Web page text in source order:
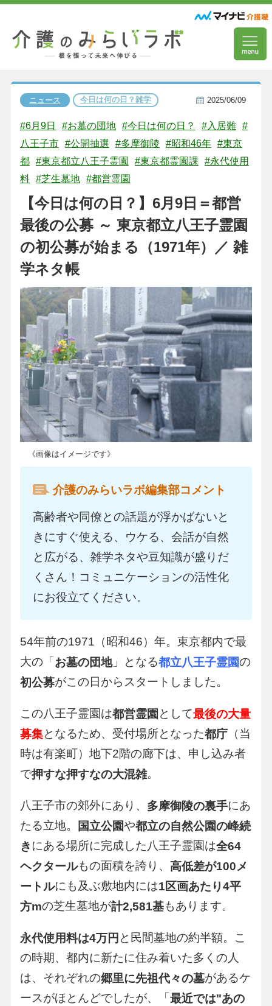
ニュース 今日は何の日？雑学 2025/06/09
#6月9日 #お墓の団地 #今日は何の日？ #入居難 #
八王子市 #公開抽選 #多摩御陵 #昭和46年 #東京
都 #東京都立八王子霊園 #東京都霊園課
#永代使用
料 #芝生墓地 #都営霊園
【今日は何の日？】6月9日＝都営
最後の公募 ～ 東京都立八王子霊園
の初公募が始まる（1971年）／ 雑
学ネタ帳
《画像はイメージです》
介護のみらいラボ編集部コメント
高齢者や同僚との話題が浮かばないと
きにすぐ使える、ウケる、会話が自然
と広がる、雑学ネタや豆知識が盛りだ
くさん！コミュニケーションの活性化
にお役立てください。
54年前の1971（昭和46）年。東京都内で最
大の「 お墓の団地」となる都立八王子霊園の
初公募がこの日からスタートしました。
この八王子霊園は都営霊園 として最後の大量
募集となるため、受付場所となった都庁（当
時は有楽町）地下2階の廊下は、申し込み者
で押すな押すなの大混雑。
八王子市の郊外にあり、 多摩御陵の裏手にあ
たる立地。
国立公園や都立の自然公園の峰続
きにある場所に完成した八王子霊園は全64
ヘクタールもの面積を誇り、 高低差が100メ
ートルにも及ぶ敷地内には1区画あたり4平
方mの芝生墓地が計2,581基もあります。
永代使用料は4万円 と民間墓地の約半額。こ
の時期、都内に新たに住み着いた多くの人
は、それぞれの郷里に先祖代々の墓があるケ
ースがほとんどでしたが、「 最近では"あの